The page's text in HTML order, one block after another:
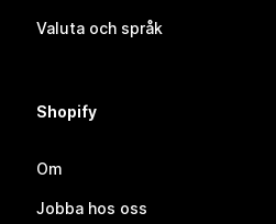
Valuta och språk
Shopify
Om
Jobba hos oss